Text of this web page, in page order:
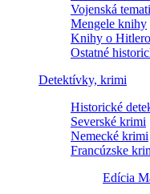
Vojenská
Mengele knihy
Knihy o
Ostatné
Detektívky, krimi
Historické
Severské krimi
Nemecké krimi
Francúzske
Edícia